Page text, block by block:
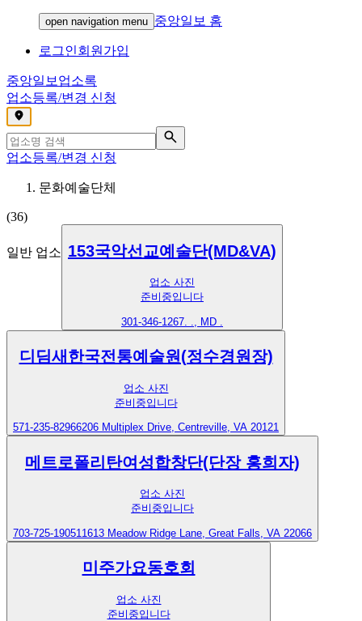
open navigation menu 중앙일보 홈
로그인회원가입
중앙일보 업소록
업소등록/변경 신청
,
업소등록/변경 신청
문화예술단체
(36)
일반 업소 153국악선교예술단(MD&VA)
업소 사진
준비중입니다
301-346-1267 . ., MD .
디딤새한국전통예술원(정수경원장)
업소 사진
준비중입니다
571-235-82966206 Multiplex Drive, Centreville, VA 20121
메트로폴리탄여성합창단(단장 홍희자)
업소 사진
준비중입니다
703-725-190511613 Meadow Ridge Lane, Great Falls, VA 22066
미주가요동호회
업소 사진
준비중입니다